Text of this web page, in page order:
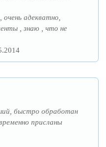
адекватно,
, знаю , что не
быстро обработан
присланы